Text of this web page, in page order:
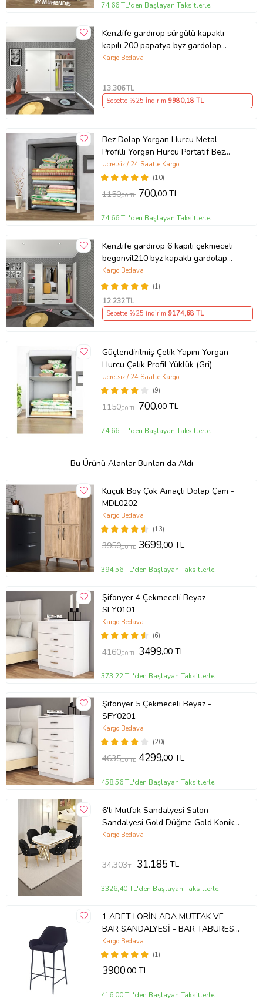
74,66 TL'den Başlayan Taksitlerle
Kenzlife gardırop sürgülü kapaklı
kapılı 200 papatya byz gardolap
dolap (Karışık)
Kargo Bedava
13.306TL
Sepette %25 İndirim 9980,18 TL
Bez Dolap Yorgan Hurcu Metal
Profilli Yorgan Hurcu Portatif Bez
Dolap Çelik Profilli Gri Renk (Gri)
(10)
Ücretsiz / 24 Saatte Kargo
1150,00 TL 700,00 TL
74,66 TL'den Başlayan Taksitlerle
Kenzlife gardırop 6 kapılı çekmeceli
begonvil210 byz kapaklı gardolap
dolap (Karışık)
(1)
Kargo Bedava
12.232TL
Sepette %25 İndirim 9174,68 TL
Güçlendirilmiş Çelik Yapım Yorgan
Hurcu Çelik Profil Yüklük (Gri)
(9)
Ücretsiz / 24 Saatte Kargo
1150,00 TL 700,00 TL
74,66 TL'den Başlayan Taksitlerle
Bu Ürünü Alanlar Bunları da Aldı
Küçük Boy Çok Amaçlı Dolap Çam -
MDL0202
(13)
Kargo Bedava
3950,00 TL 3699,00 TL
394,56 TL'den Başlayan Taksitlerle
Şifonyer 4 Çekmeceli Beyaz -
SFY0101
(6)
Kargo Bedava
4160,00 TL 3499,00 TL
373,22 TL'den Başlayan Taksitlerle
Şifonyer 5 Çekmeceli Beyaz -
SFY0201
(20)
Kargo Bedava
4635,00 TL 4299,00 TL
458,56 TL'den Başlayan Taksitlerle
6'lı Mutfak Sandalyesi Salon
Sandalyesi Gold Düğme Gold Konik
Ayak Çift Papel Sandalye Baby Face
Kargo Bedava
34.303TL 31.185TL
3326,40 TL'den Başlayan Taksitlerle
1 ADET LORİN ADA MUTFAK VE
BAR SANDALYESİ - BAR TABURESİ
- SİLİNEBİLİR BABYFACE KUMAŞ -
METAL AYAK (1)
Kargo Bedava
3900,00 TL
416,00 TL'den Başlayan Taksitlerle